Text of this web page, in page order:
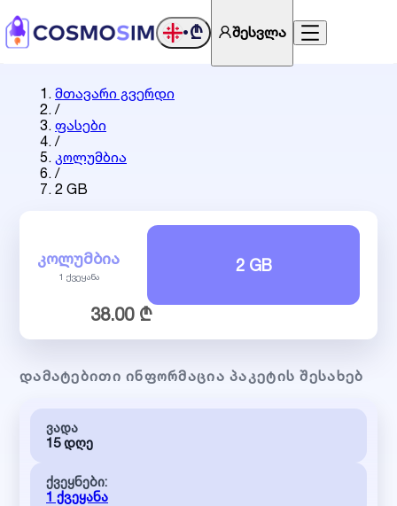
•₾ შესვლა
მთავარი გვერდი
/
ფასები
/
კოლუმბია
/
2 GB
ᲙᲝᲚᲣᲛᲑᲘᲐ
1 ქვეყანა
2 GB
38.00 ₾
ᲓᲐᲛᲐᲢᲔᲑᲘᲗᲘ ᲘᲜᲤᲝᲠᲛᲐᲪᲘᲐ ᲞᲐᲙᲔᲢᲘᲡ ᲨᲔᲡᲐᲮᲔᲑ
ვადა
15 დღე
ქვეყნები:
1 ქვეყანა